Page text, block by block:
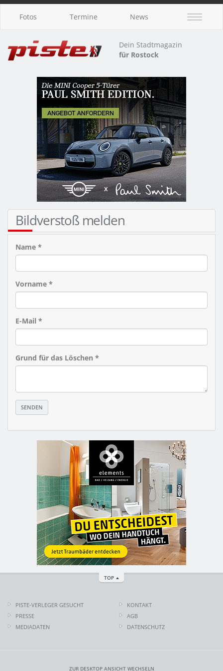
Fotos Termine News
Dein Stadtmagazin
für Rostock
Bildverstoß melden
Name *
Vorname *
E-Mail *
Grund für das Löschen *
TOP
PISTE-VERLEGER GESUCHT
PRESSE
MEDIADATEN
KONTAKT
AGB
DATENSCHUTZ
ZUR DESKTOP ANSICHT WECHSELN